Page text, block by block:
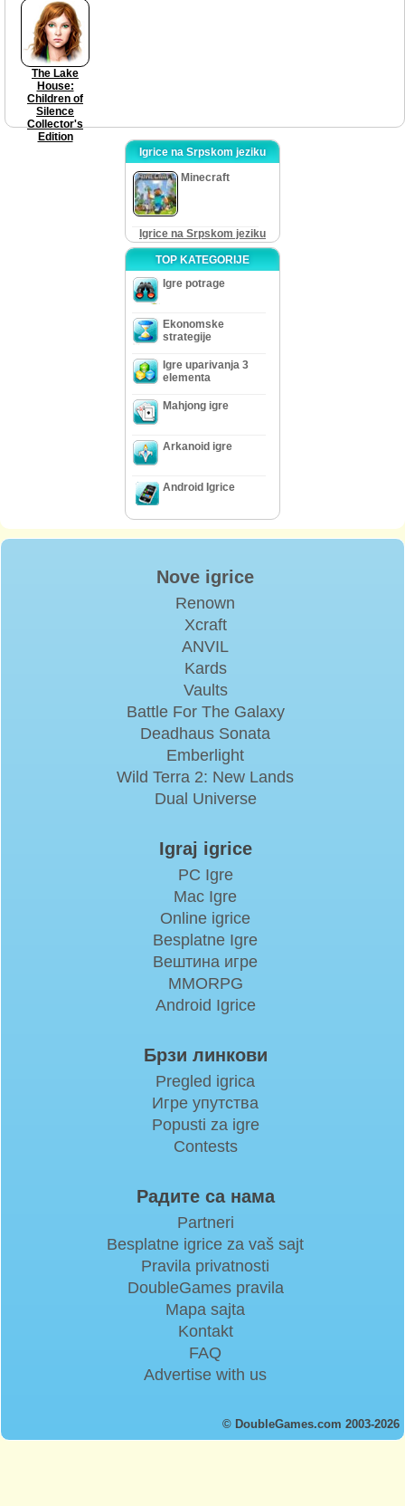
The Lake
House:
Children of
Silence
Collector's
Edition
Igrice na Srpskom jeziku
Minecraft
Igrice na Srpskom jeziku
TOP KATEGORIJE
Igre potrage
Ekonomske
strategije
Igre uparivanja 3
elementa
Mahjong igre
Arkanoid igre
Android Igrice
Nove igrice
Renown
Xcraft
ANVIL
Kards
Vaults
Battle For The Galaxy
Deadhaus Sonata
Emberlight
Wild Terra 2: New Lands
Dual Universe
Igraj igrice
PC Igre
Mac Igre
Online igrice
Besplatne Igre
Вештина игре
MMORPG
Android Igrice
Брзи линкови
Pregled igrica
Игре упутства
Popusti za igre
Contests
Радите са нама
Partneri
Besplatne igrice za vaš sajt
Pravila privatnosti
DoubleGames pravila
Mapa sajta
Kontakt
FAQ
Advertise with us
© DoubleGames.com 2003-2026